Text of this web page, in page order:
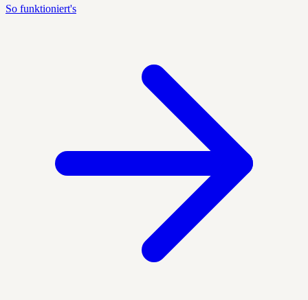
So funktioniert's